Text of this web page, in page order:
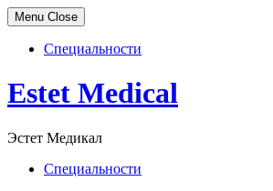
Menu Close
Специальности
Skip
to
Estet Medical
Эстет Медикал
Специальности